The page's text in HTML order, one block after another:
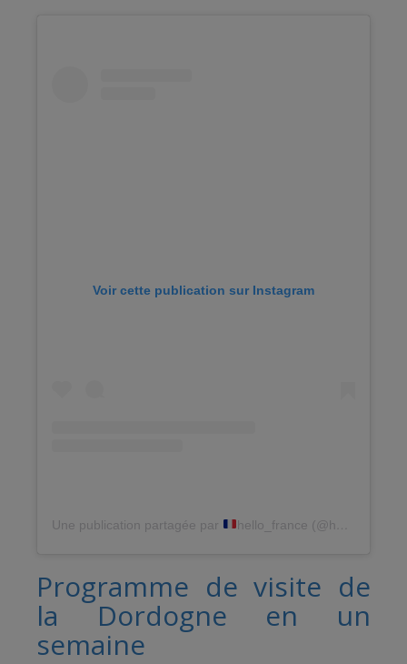
Voir cette publication sur Instagram
Une publication partagée par hello_france (@hello_france)
Programme de visite de
la Dordogne en un
semaine